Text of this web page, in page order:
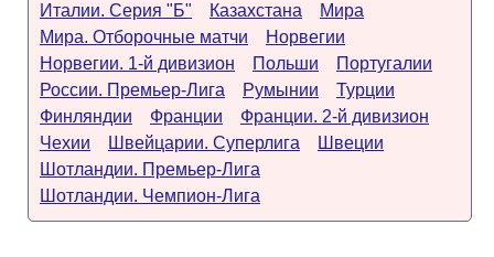
Италии. Серия "Б"
Казахстана
Мира
Мира. Отборочные матчи
Норвегии
Норвегии. 1-й дивизион
Польши
Португалии
России. Премьер-Лига
Румынии
Турции
Финляндии
Франции
Франции. 2-й дивизион
Чехии
Швейцарии. Суперлига
Швеции
Шотландии. Премьер-Лига
Шотландии. Чемпион-Лига